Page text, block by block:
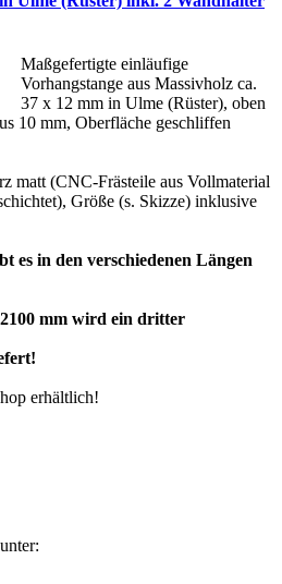
Maßgefertigte einläufige
Vorhangstange aus Massivholz ca.
37 x 12 mm in Ulme (Rüster), oben
10 mm, Oberfläche geschliffen
matt (CNC-Frästeile aus Vollmaterial
Größe (s. Skizze) inklusive
es in den verschiedenen Längen
mm wird ein dritter
erhältlich!